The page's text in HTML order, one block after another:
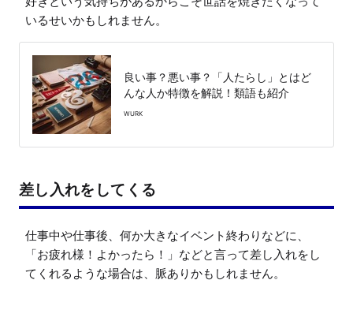
いるせいかもしれません。
良い事？悪い事？「人たらし」とはど
んな人か特徴を解説！類語も紹介
WURK
差し入れをしてくる
仕事中や仕事後、何か大きなイベント終わりなどに、
「お疲れ様！よかったら！」などと言って差し入れをし
てくれるような場合は、脈ありかもしれません。